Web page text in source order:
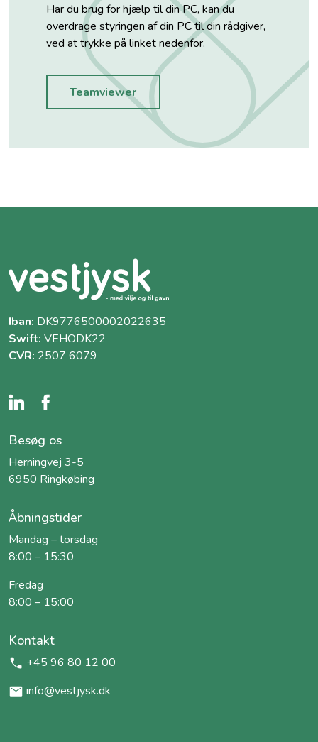
Har du brug for hjælp til din PC, kan du
overdrage styringen af din PC til din rådgiver,
ved at trykke på linket nedenfor.
Teamviewer
Iban: DK9776500002022635
Swift: VEHODK22
CVR: 2507 6079
Besøg os
Herningvej 3-5
6950 Ringkøbing
Åbningstider
Mandag – torsdag
8:00 – 15:30
Fredag
8:00 – 15:00
Kontakt
+45 96 80 12 00
info@vestjysk.dk